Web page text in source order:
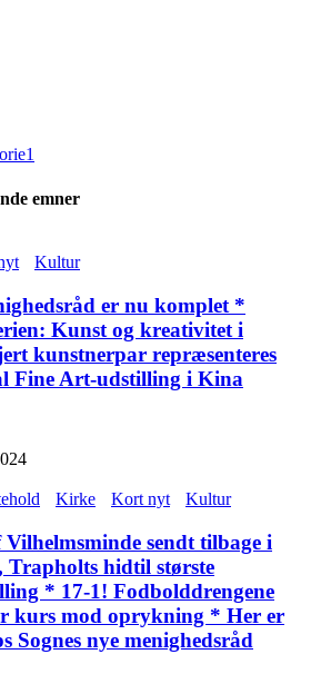
1
emner
Kultur
er nu komplet *
Kunst og kreativitet i
kunstnerpar repræsenteres
Fine Art-udstilling i Kina
Kirke Kort nyt Kultur
sendt tilbage i
hidtil største
* 17-1! Fodbolddrengene
kurs mod oprykning * Her er
Sognes nye menighedsråd